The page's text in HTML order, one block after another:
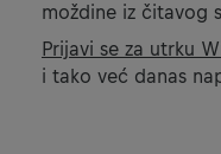
moždine iz čitavog
Prijavi se za utrku
i tako već danas